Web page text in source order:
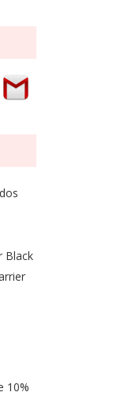
Black
10%